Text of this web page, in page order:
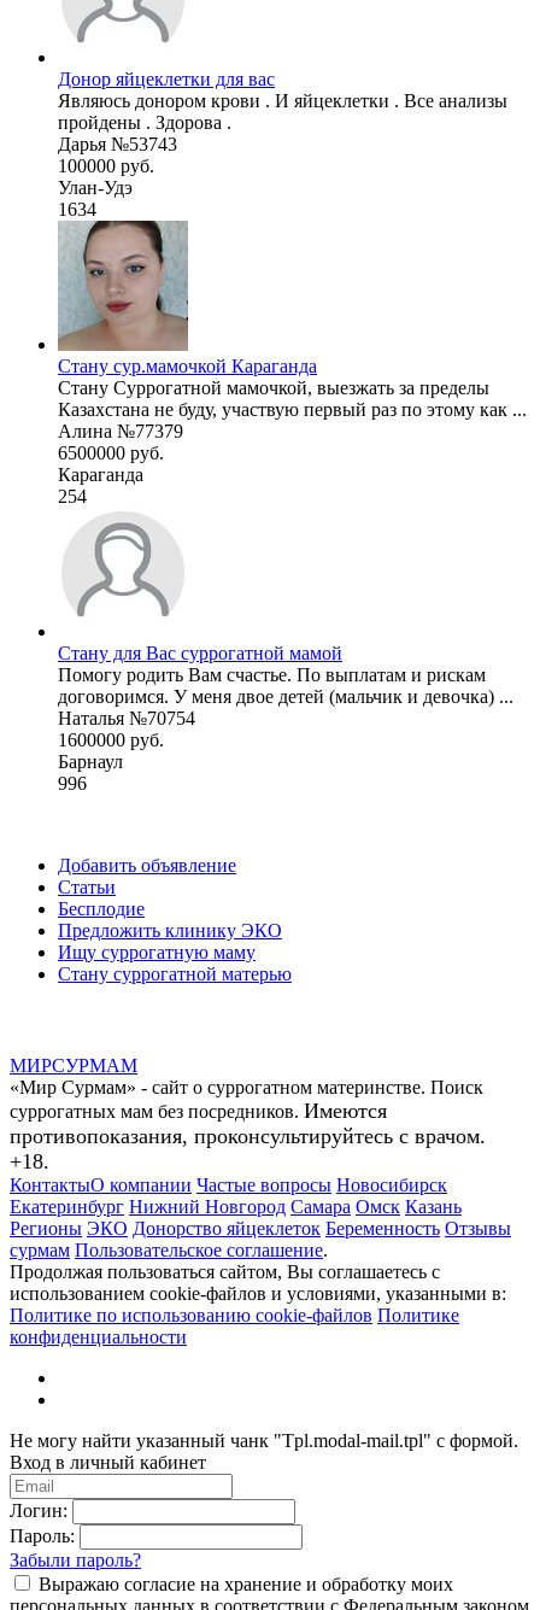
Донор яйцеклетки для вас
Являюсь донором крови . И яйцеклетки . Все анализы
пройдены . Здорова .
Дарья №53743
100000 руб.
Улан-Удэ
1634
Стану сур.мамочкой Караганда
Стану Суррогатной мамочкой, выезжать за пределы
Казахстана не буду, участвую первый раз по этому как ...
Алина №77379
6500000 руб.
Караганда
254
Стану для Вас суррогатной мамой
Помогу родить Вам счастье. По выплатам и рискам
договоримся. У меня двое детей (мальчик и девочка) ...
Наталья №70754
1600000 руб.
Барнаул
996
Добавить объявление
Статьи
Бесплодие
Предложить клинику ЭКО
Ищу суррогатную маму
Стану суррогатной матерью
МИРСУРМАМ
«Мир Сурмам» - сайт о суррогатном материнстве. Поиск
суррогатных мам без посредников. Имеются
противопоказания, проконсультируйтесь с врачом.
+18.
КонтактыО компании Частые вопросы Новосибирск
Екатеринбург Нижний Новгород Самара Омск Казань
Регионы ЭКО Донорство яйцеклеток Беременность Отзывы
сурмам Пользовательское соглашение.
Продолжая пользоваться сайтом, Вы соглашаетесь с
использованием cookie-файлов и условиями, указанными в:
Политике по использованию cookie-файлов Политике
конфиденциальности
Не могу найти указанный чанк "Tpl.modal-mail.tpl" с формой.
Вход в личный кабинет
Логин:
Пароль:
Забыли пароль?
Выражаю согласие на хранение и обработку моих
персональных данных в соответствии с Федеральным законом